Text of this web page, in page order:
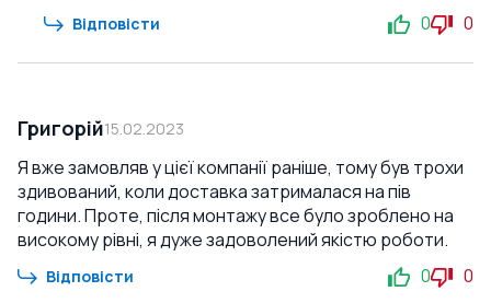
Відповісти 0 0
Григорій15.02.2023
Я вже замовляв у цієї компанії раніше, тому був трохи
здивований, коли доставка затрималася на пів
години. Проте, після монтажу все було зроблено на
високому рівні, я дуже задоволений якістю роботи.
Відповісти 0 0